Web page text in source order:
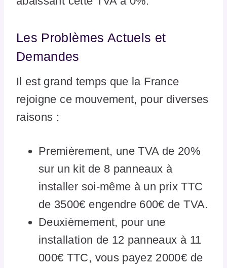
Les Problèmes Actuels et
Demandes
Il est grand temps que la France
rejoigne ce mouvement, pour diverses
raisons :
Premièrement, une TVA de 20%
sur un kit de 8 panneaux à
installer soi-même à un prix TTC
de 3500€ engendre 600€ de TVA.
Deuxièmement, pour une
installation de 12 panneaux à 11
000€ TTC, vous payez 2000€ de